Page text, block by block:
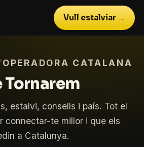
Vull estalviar →
CATALANA
Tornarem
estalvi, consells i país. Tot el
connectar-te millor i que els
a Catalunya.